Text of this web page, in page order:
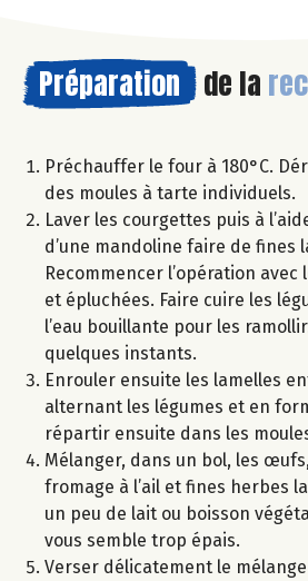
Préparation de la
Préchauffer le four à 180°C.
des moules à tarte individuels.
Laver les courgettes puis à
d’une mandoline faire de fines
Recommencer l’opération avec
et épluchées. Faire cuire les
l’eau bouillante pour les
quelques instants.
Enrouler ensuite les lamelles
alternant les légumes et en
répartir ensuite dans les
Mélanger, dans un bol, les
fromage à l’ail et fines herbes
un peu de lait ou boisson
vous semble trop épais.
Verser délicatement le